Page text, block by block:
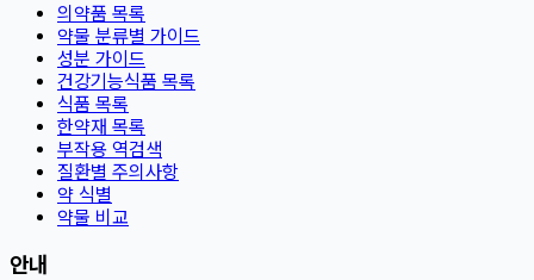
의약품 목록
약물 분류별 가이드
성분 가이드
건강기능식품 목록
식품 목록
한약재 목록
부작용 역검색
질환별 주의사항
약 식별
약물 비교
안내